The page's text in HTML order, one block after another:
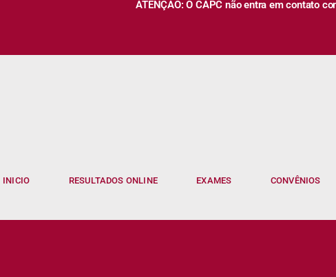
ATENÇÃO: O CAPC não entra em contato
INICIO RESULTADOS ONLINE EXAMES CONVÊNIOS